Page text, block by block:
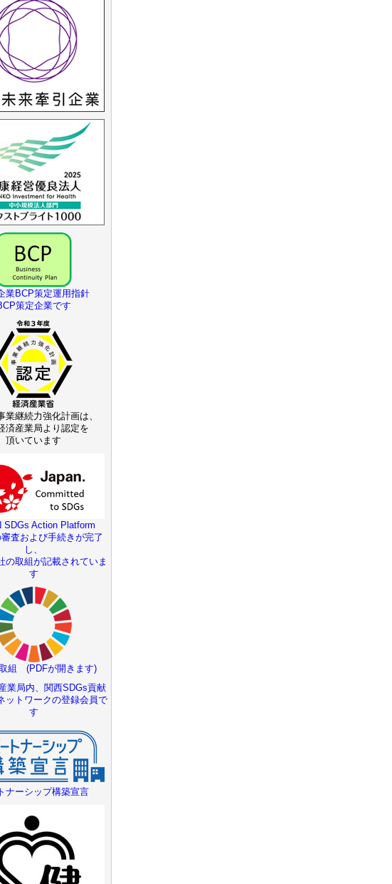
業BCP策定運用指針
策定企業です
業継続力強化計画は、
済産業局より認定を
頂いています
SDGs Action Platform
査および手続きが完了
し、
の取組が記載されていま
す
組 (PDFが開きます)
業局内、関西SDGs貢献
ットワークの登録会員で
す
ナーシップ構築宣言